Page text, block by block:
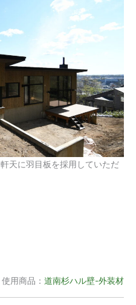
天に羽目板を採用していただ
使用商品： 道南杉ハル壁-外装材